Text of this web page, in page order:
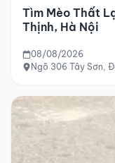
Tìm Mèo Thất
Thịnh, Hà Nội
08/08/2026
Ngõ 306 Tây Sơn,